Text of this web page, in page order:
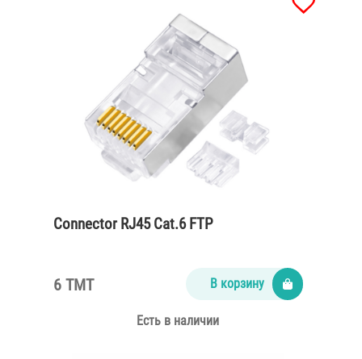
Connector RJ45 Cat.6 FTP
6 TMT В корзину
Есть в наличии